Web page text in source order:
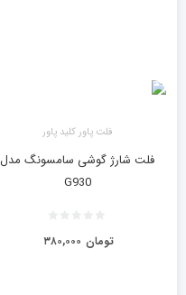
فلت پاور کلید پاور
فلت شارژ گوشی سامسونگ مدل
G930
۳۸۰,۰۰۰ تومان